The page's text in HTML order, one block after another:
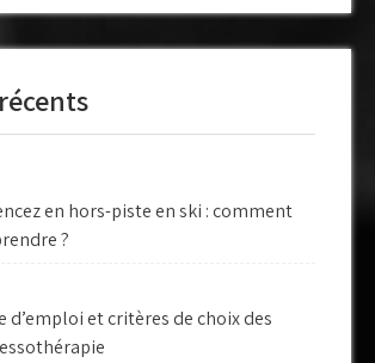
en hors-piste en ski : comment
?
d’emploi et critères de choix des